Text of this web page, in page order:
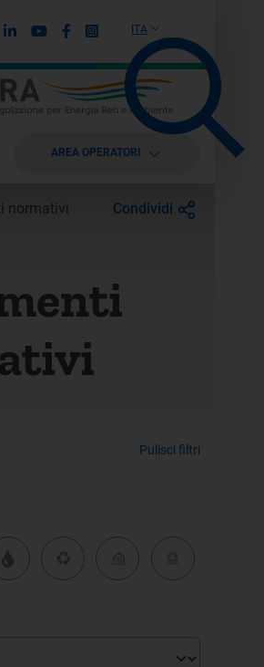
ITA
LinkedinYoutubeFacebook
Instagram
AREA OPERATORI
normativi Condividi
Pulisci filtri